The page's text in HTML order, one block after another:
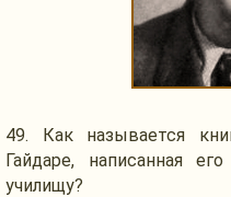
49. Как называется
Гайдаре, написанная
училищу?